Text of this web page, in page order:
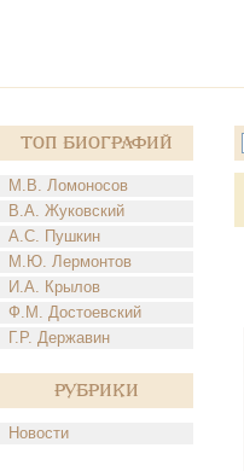
Топ Биографий
М.В. Ломоносов
В.А. Жуковский
А.С. Пушкин
М.Ю. Лермонтов
И.А. Крылов
Ф.М. Достоевский
Г.Р. Державин
Рубрики
Новости